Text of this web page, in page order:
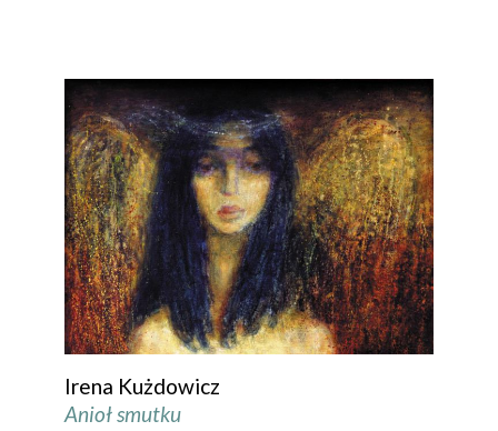
Irena Kużdowicz
Anioł smutku